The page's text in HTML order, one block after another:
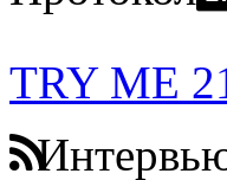
TRY ME